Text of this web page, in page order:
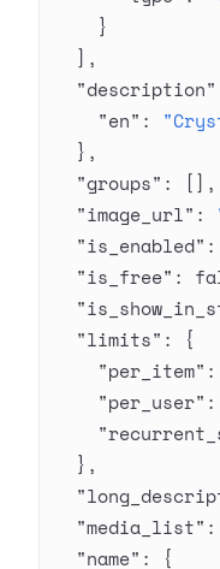
    }
  ],
  "description"
    "en"
:
  },
  "groups"
: [],
  "image_url"
:
  "is_enabled"
:
  "is_free"
:
  "limits"
: {
    "per_item"
:
    "per_user"
:
  },
  "media_list"
  "name"
: {